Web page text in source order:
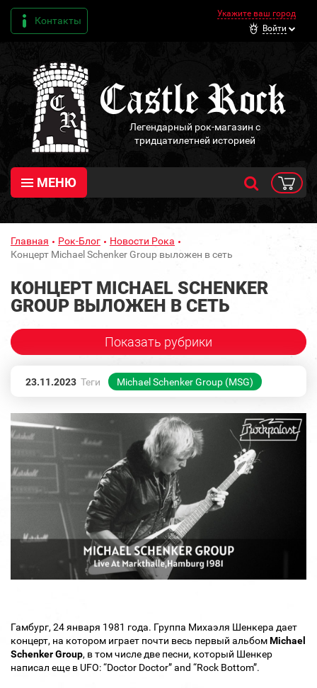
Контакты
Укажите ваш город
Войти
Легендарный рок-магазин с
тридцатилетней историей
МЕНЮ
Главная Рок-Блог
Новости Рока
Концерт Michael Schenker Group выложен в сеть
КОНЦЕРТ MICHAEL SCHENKER
GROUP ВЫЛОЖЕН В СЕТЬ
Показать рубрики
23.11.2023 Теги Michael Schenker Group (MSG)
Гамбург, 24 января 1981 года. Группа Михаэля Шенкера дает
концерт, на котором играет почти весь первый альбомMichael
Schenker Group, в том числе две песни, который Шенкер
написал еще в UFO: “Doctor Doctor” and “Rock Bottom”.